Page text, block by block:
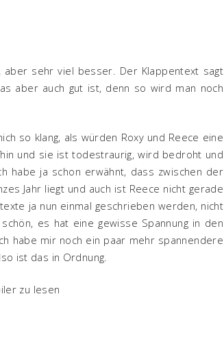
sehr viel besser. Der Klappentext sagt
aber auch gut ist, denn so wird man noch
so klang, als würden Roxy und Reece eine
und sie ist todestraurig, wird bedroht und
habe ja schon erwähnt, dass zwischen der
Jahr liegt und auch ist Reece nicht gerade
ja nun einmal geschrieben werden, nicht
es hat eine gewisse Spannung in den
habe mir noch ein paar mehr spannendere
ist das in Ordnung.
zu lesen